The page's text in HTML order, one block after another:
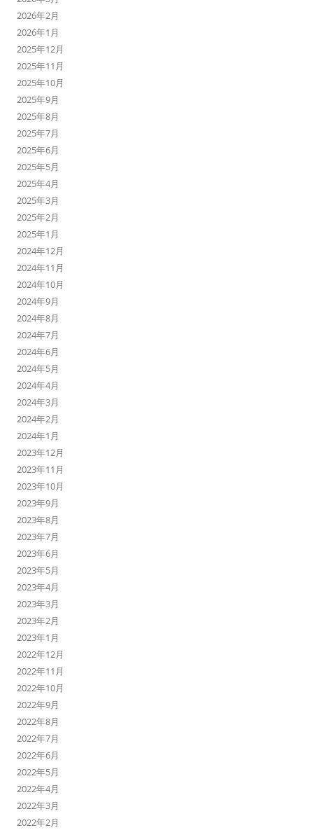
2026年2月
2026年1月
2025年12月
2025年11月
2025年10月
2025年9月
2025年8月
2025年7月
2025年6月
2025年5月
2025年4月
2025年3月
2025年2月
2025年1月
2024年12月
2024年11月
2024年10月
2024年9月
2024年8月
2024年7月
2024年6月
2024年5月
2024年4月
2024年3月
2024年2月
2024年1月
2023年12月
2023年11月
2023年10月
2023年9月
2023年8月
2023年7月
2023年6月
2023年5月
2023年4月
2023年3月
2023年2月
2023年1月
2022年12月
2022年11月
2022年10月
2022年9月
2022年8月
2022年7月
2022年6月
2022年5月
2022年4月
2022年3月
2022年2月